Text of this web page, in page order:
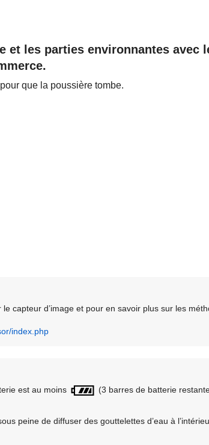
et les parties environnantes avec
que la poussière tombe.
capteur d’image et pour en savoir plus sur les
index.php
est au moins
(3 barres de batterie
peine de diffuser des gouttelettes d’eau à